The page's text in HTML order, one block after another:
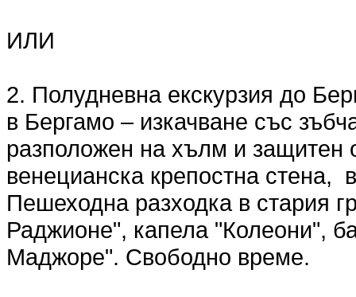
ИЛИ
2. Полудневна екскурзия до
в Бергамо – изкачване със
разположен на хълм и защитен
венецианска крепостна
Пешеходна разходка в стария
Раджионе", капела "Колеони",
Маджоре". Свободно време.